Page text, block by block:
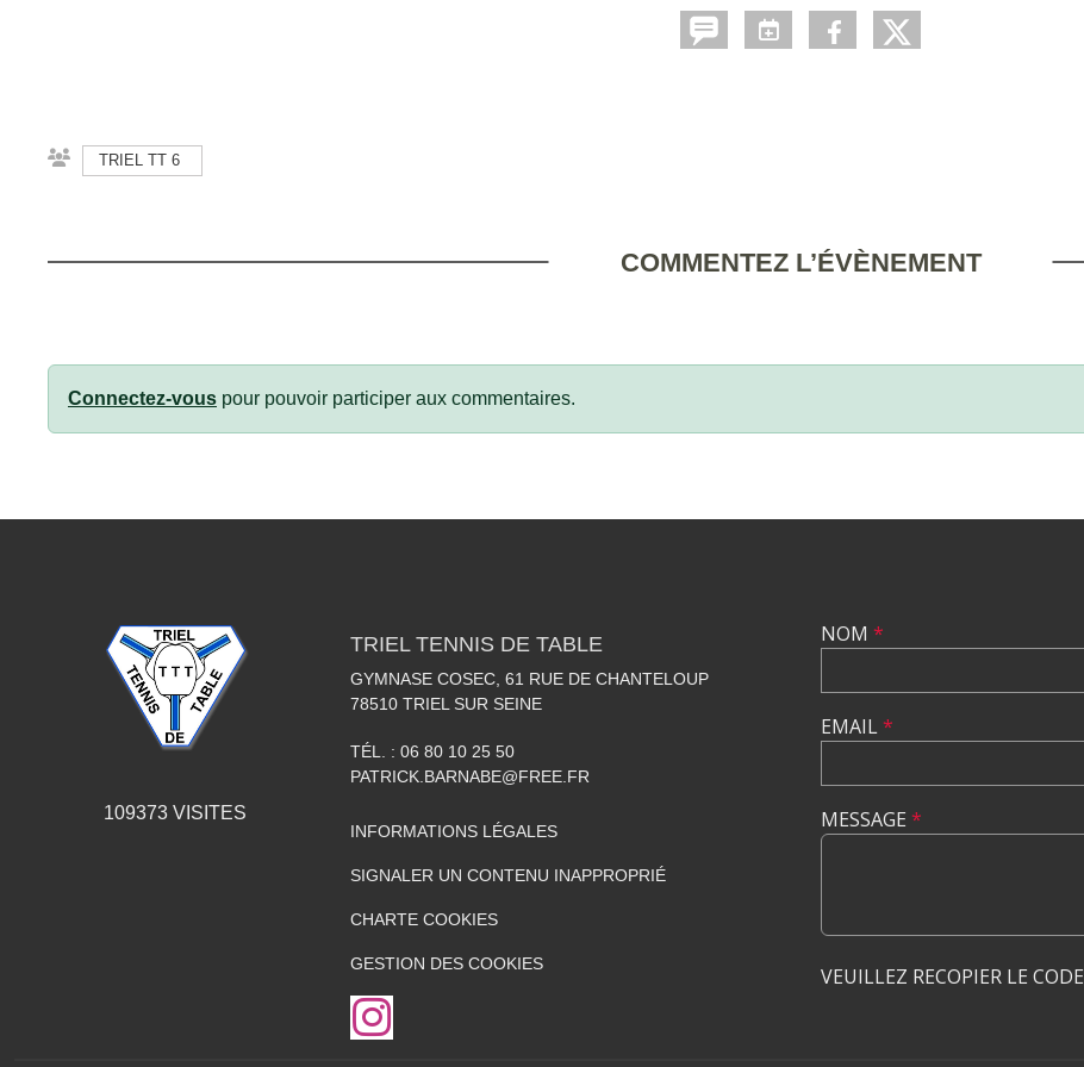
TRIEL TT 6
COMMENTEZ L’ÉVÈNEMENT
Connectez-vous pour pouvoir participer aux commentaires.
109373 VISITES
TRIEL TENNIS DE TABLE
GYMNASE COSEC, 61 RUE DE CHANTELOUP
78510 TRIEL SUR SEINE
TÉL. : 06 80 10 25 50
PATRICK.BARNABE@FREE.FR
INFORMATIONS LÉGALES
SIGNALER UN CONTENU INAPPROPRIÉ
CHARTE COOKIES
GESTION DES COOKIES
NOM *
EMAIL*
MESSAGE *
VEUILLEZ RECOPIER LE CODE